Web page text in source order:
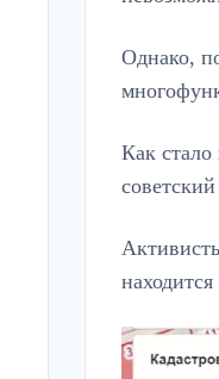
Однако,
Как стало